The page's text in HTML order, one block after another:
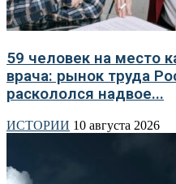
59 человек на место
врача: рынок труда
раскололся надвое...
ИСТОРИИ 10 августа 2026